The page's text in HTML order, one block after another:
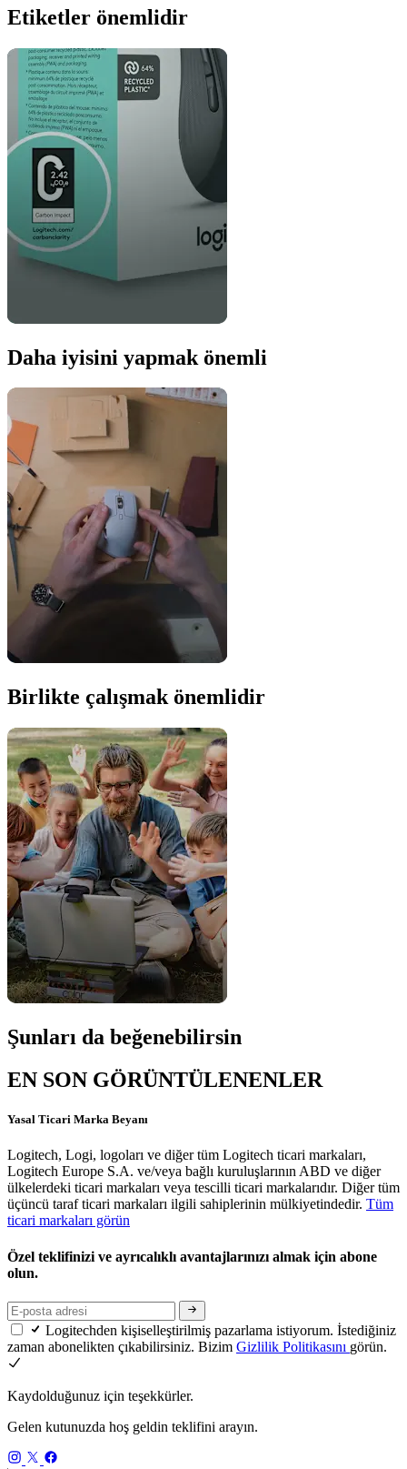
Etiketler önemlidir
Daha iyisini yapmak önemli
Birlikte çalışmak önemlidir
Şunları da beğenebilirsin
EN SON GÖRÜNTÜLENENLER
Yasal Ticari Marka Beyanı
Logitech, Logi, logoları ve diğer tüm Logitech ticari markaları,
Logitech Europe S.A. ve/veya bağlı kuruluşlarının ABD ve diğer
ülkelerdeki ticari markaları veya tescilli ticari markalarıdır. Diğer tüm
üçüncü taraf ticari markaları ilgili sahiplerinin mülkiyetindedir. Tüm
ticari markaları görün
Özel teklifinizi ve ayrıcalıklı avantajlarınızı almak için abone
olun.
Logitechden kişiselleştirilmiş pazarlama istiyorum. İstediğiniz
zaman abonelikten çıkabilirsiniz. Bizim Gizlilik Politikasını görün.
Kaydolduğunuz için teşekkürler.
Gelen kutunuzda hoş geldin teklifini arayın.